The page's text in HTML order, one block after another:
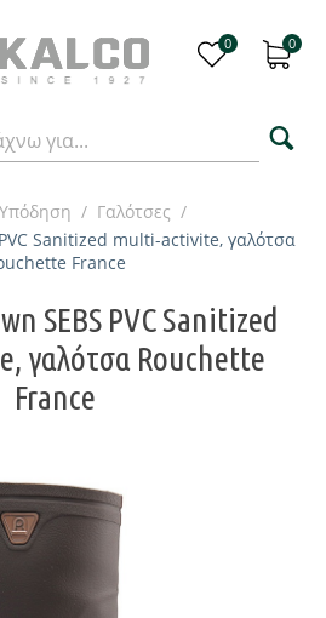
0 0
Υπόδηση / Γαλότσες /
Sanitized multi-activite, γαλότσα
France
SEBS PVC Sanitized
γαλότσα Rouchette
France